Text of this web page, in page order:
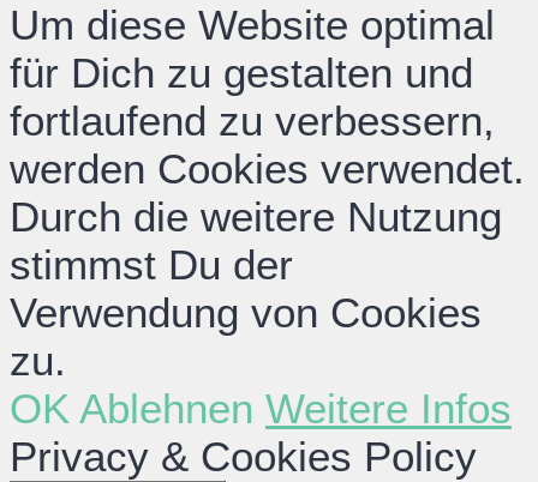
Um diese Website optimal
für Dich zu gestalten und
fortlaufend zu verbessern,
werden Cookies verwendet.
Durch die weitere Nutzung
stimmst Du der
Verwendung von Cookies
zu.
OK Ablehnen Weitere Infos
Privacy & Cookies Policy